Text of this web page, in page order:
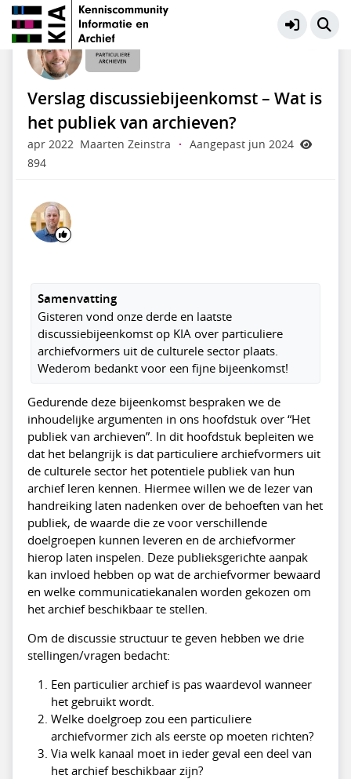
Particuliere Archieven
Verslag discussiebijeenkomst – Wat is
het publiek van archieven?
apr 2022 Maarten Zeinstra ·
Aangepast jun 2024
894
Samenvatting
Gisteren vond onze derde en laatste
discussiebijeenkomst op KIA over particuliere
archiefvormers uit de culturele sector plaats.
Wederom bedankt voor een fijne bijeenkomst!
Gedurende deze bijeenkomst bespraken we de
inhoudelijke argumenten in ons hoofdstuk over “Het
publiek van archieven”. In dit hoofdstuk bepleiten we
dat het belangrijk is dat particuliere archiefvormers uit
de culturele sector het potentiele publiek van hun
archief leren kennen. Hiermee willen we de lezer van
handreiking laten nadenken over de behoeften van het
publiek, de waarde die ze voor verschillende
doelgroepen kunnen leveren en de archiefvormer
hierop laten inspelen. Deze publieksgerichte aanpak
kan invloed hebben op wat de archiefvormer bewaard
en welke communicatiekanalen worden gekozen om
het archief beschikbaar te stellen.
Om de discussie structuur te geven hebben we drie
stellingen/vragen bedacht:
Een particulier archief is pas waardevol wanneer
het gebruikt wordt.
Welke doelgroep zou een particuliere
archiefvormer zich als eerste op moeten richten?
Via welk kanaal moet in ieder geval een deel van
het archief beschikbaar zijn?